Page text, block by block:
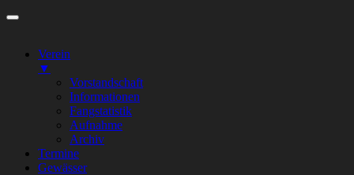
Zum
Verein
▼
Vorstandschaft
Informationen
Fangstatistik
Aufnahme
Archiv
Termine
Gewässer